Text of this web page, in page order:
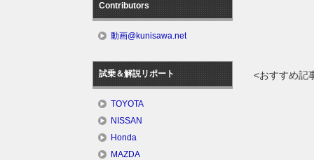
<おすすめ記
Contributors
動画@kunisawa.net
試乗＆解説リポート
TOYOTA
NISSAN
Honda
MAZDA